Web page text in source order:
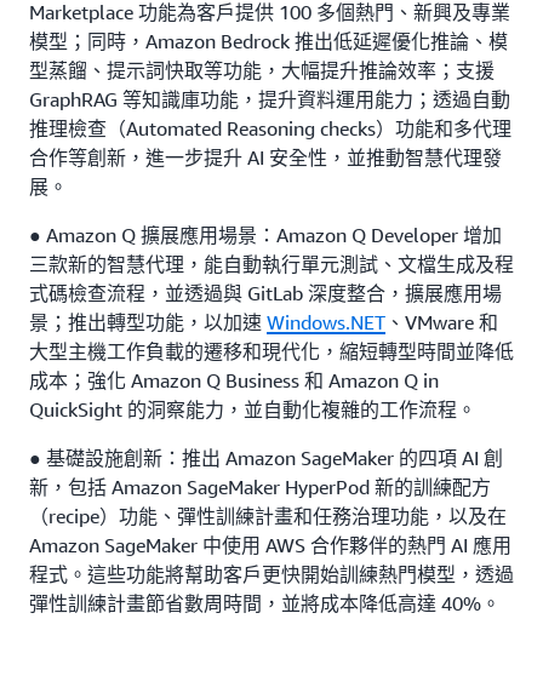
Marketplace 功能為客戶提供 100 多個熱門、新興及專業
模型；同時，Amazon Bedrock 推出低延遲優化推論、模
型蒸餾、提示詞快取等功能，大幅提升推論效率；支援
GraphRAG 等知識庫功能，提升資料運用能力；透過自動
推理檢查（Automated Reasoning checks）功能和多代理
合作等創新，進一步提升 AI 安全性，並推動智慧代理發
展。
● Amazon Q 擴展應用場景：Amazon Q Developer 增加
三款新的智慧代理，能自動執行單元測試、文檔生成及程
式碼檢查流程，並透過與 GitLab 深度整合，擴展應用場
景；推出轉型功能，以加速 Windows.NET 、VMware 和
大型主機工作負載的遷移和現代化，縮短轉型時間並降低
成本；強化 Amazon Q Business 和 Amazon Q in
QuickSight 的洞察能力，並自動化複雜的工作流程。
● 基礎設施創新：推出 Amazon SageMaker 的四項 AI 創
新，包括 Amazon SageMaker HyperPod 新的訓練配方
（recipe）功能、彈性訓練計畫和任務治理功能，以及在
Amazon SageMaker 中使用 AWS 合作夥伴的熱門 AI 應用
程式。這些功能將幫助客戶更快開始訓練熱門模型，透過
彈性訓練計畫節省數周時間，並將成本降低高達 40%。